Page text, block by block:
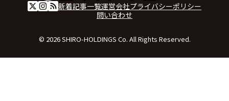
新着記事一覧運営会社プライバシーポリシー
問い合わせ
© 2026 SHIRO-HOLDINGS Co. All Rights Reserved.